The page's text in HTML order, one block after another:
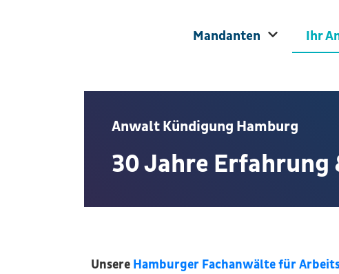
Mandanten Ihr
Anwalt Kündigung Hamburg​
30 Jahre
Unsere Hamburger Fachanwälte für